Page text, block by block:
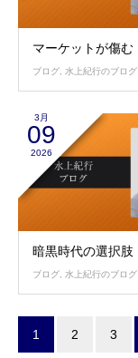
マーケットが傷む
ブログ, 水上紀行のブログ
3月
09
2026
暗黒時代の選択肢
ブログ 水上紀行のブログ
1 2 3